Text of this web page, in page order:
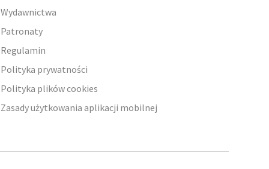
Wydawnictwa
Patronaty
Regulamin
Polityka prywatności
Polityka plików cookies
Zasady użytkowania aplikacji mobilnej